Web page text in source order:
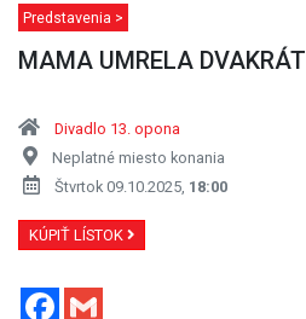
Predstavenia >
MAMA UMRELA DVAKRÁT
Divadlo 13. opona
Neplatné miesto konania
Štvrtok 09.10.2025, 18:00
KÚPIŤ LÍSTOK
Facebook